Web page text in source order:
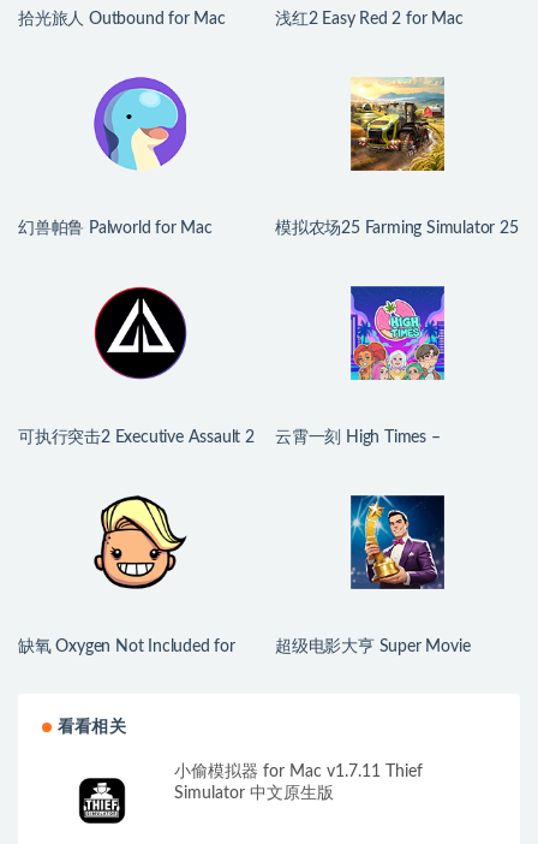
拾光旅人 Outbound for Mac
浅红2 Easy Red 2 for Mac
幻兽帕鲁 Palworld for Mac
模拟农场25 Farming Simulator 25
可执行突击2 Executive Assault 2
云霄一刻 High Times –
缺氧 Oxygen Not Included for
超级电影大亨 Super Movie
看看相关
小偷模拟器 for Mac v1.7.11 Thief
Simulator 中文原生版